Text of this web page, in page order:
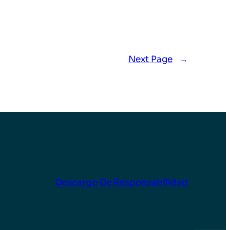
Next Page →
Descargo De Responsabilidad